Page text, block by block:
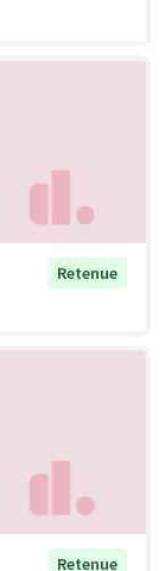
Retenue
Retenue